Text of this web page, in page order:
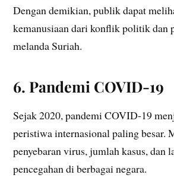
Dengan demikian, publik dapat
kemanusiaan dari konflik politik dan
melanda Suriah.
6. Pandemi COVID-19
Sejak 2020, pandemi COVID-19
peristiwa internasional paling besar.
penyebaran virus, jumlah kasus, dan
pencegahan di berbagai negara.